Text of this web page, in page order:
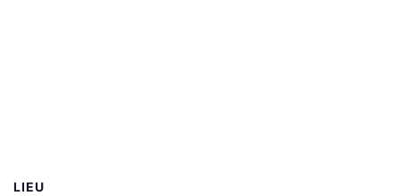
LIEU